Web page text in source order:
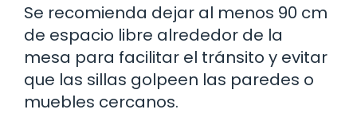
Se recomienda dejar al menos 90 cm
de espacio libre alrededor de la
mesa para facilitar el tránsito y evitar
que las sillas golpeen las paredes o
muebles cercanos.